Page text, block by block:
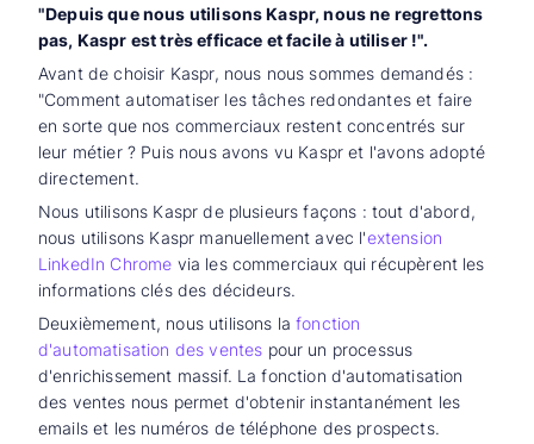
"Depuis que nous utilisons Kaspr, nous ne regrettons
pas, Kaspr est très efficace et facile à utiliser !".
Avant de choisir Kaspr, nous nous sommes demandés :
"Comment automatiser les tâches redondantes et faire
en sorte que nos commerciaux restent concentrés sur
leur métier ? Puis nous avons vu Kaspr et l'avons adopté
directement.
Nous utilisons Kaspr de plusieurs façons : tout d'abord,
nous utilisons Kaspr manuellement avec l'extension
LinkedIn Chrome via les commerciaux qui récupèrent les
informations clés des décideurs.
Deuxièmement, nous utilisons la fonction
d'automatisation des ventes pour un processus
d'enrichissement massif. La fonction d'automatisation
des ventes nous permet d'obtenir instantanément les
emails et les numéros de téléphone des prospects.